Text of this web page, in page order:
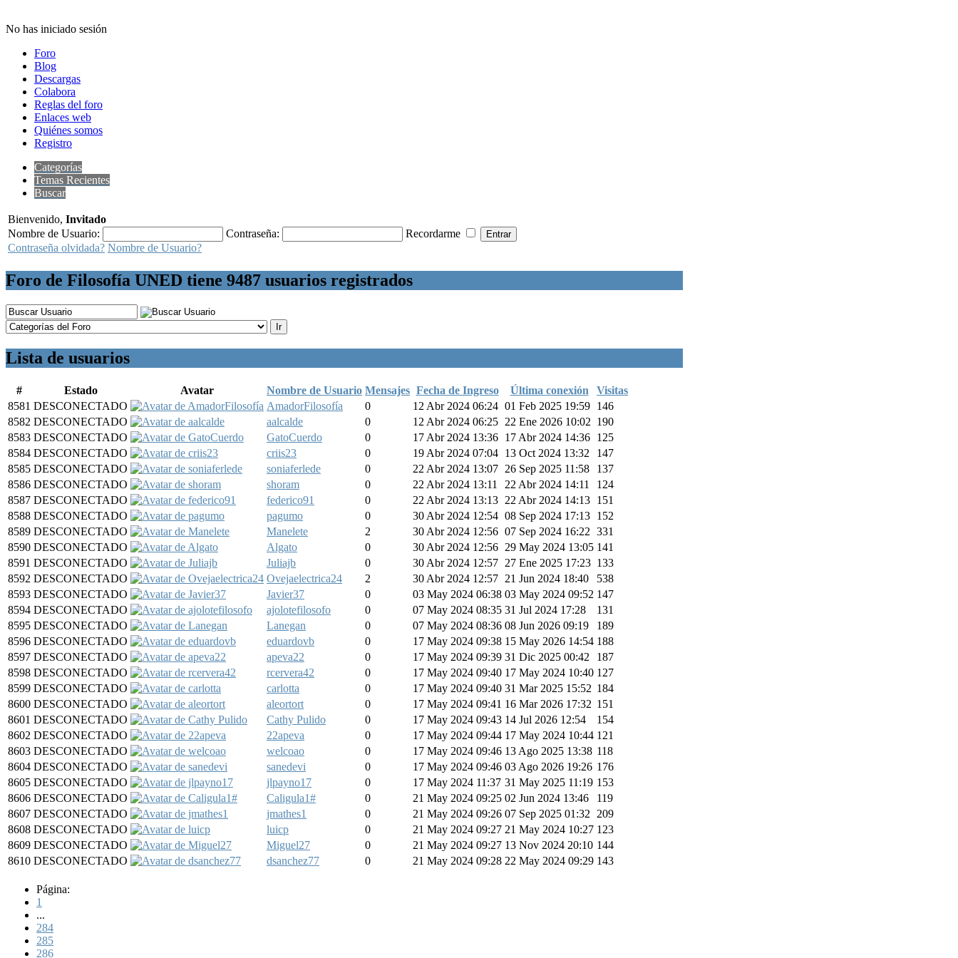
No has iniciado sesión
Foro
Blog
Descargas
Colabora
Reglas del foro
Enlaces web
Quiénes somos
Registro
Categorías
Temas Recientes
Buscar
Bienvenido, Invitado
Nombre de Usuario:
Contraseña:
Recordarme
Contraseña olvidada? Nombre de Usuario?
Foro de Filosofía UNED tiene 9487 usuarios registrados
Lista de usuarios
# Estado Avatar Nombre de Usuario Mensajes Fecha de Ingreso Última conexión
Visitas
8581 DESCONECTADO AmadorFilosofía 0 12 Abr 2024 06:24 01 Feb 2025 19:59 146
8582 DESCONECTADO aalcalde 0 12 Abr 2024 06:25 22 Ene 2026 10:02 190
8583 DESCONECTADO GatoCuerdo 0 17 Abr 2024 13:36 17 Abr 2024 14:36 125
8584 DESCONECTADO criis23 0 19 Abr 2024 07:04 13 Oct 2024 13:32
147
8585 DESCONECTADO soniaferlede 0 22 Abr 2024 13:07 26 Sep 2025 11:58
137
8586 DESCONECTADO shoram 0 22 Abr 2024 13:11 22 Abr 2024 14:11
124
8587 DESCONECTADO federico91 0 22 Abr 2024 13:13 22 Abr 2024 14:13 151
8588 DESCONECTADO pagumo 0 30 Abr 2024 12:54 08 Sep 2024 17:13 152
8589 DESCONECTADO Manelete 2 30 Abr 2024 12:56 07 Sep 2024 16:22 331
8590 DESCONECTADO Algato 0 30 Abr 2024 12:56 29 May 2024 13:05 141
8591 DESCONECTADO Juliajb 0 30 Abr 2024 12:57 27 Ene 2025 17:23 133
8592 DESCONECTADO Ovejaelectrica24 2 30 Abr 2024 12:57 21 Jun 2024 18:40
538
8593 DESCONECTADO Javier37 0 03 May 2024 06:38 03 May 2024 09:52 147
8594 DESCONECTADO ajolotefilosofo 0 07 May 2024 08:35 31 Jul 2024 17:28
131
8595 DESCONECTADO Lanegan 0 07 May 2024 08:36 08 Jun 2026 09:19
189
8596 DESCONECTADO eduardovb 0 17 May 2024 09:38 15 May 2026 14:54 188
8597 DESCONECTADO apeva22 0 17 May 2024 09:39 31 Dic 2025 00:42
187
8598 DESCONECTADO rcervera42 0 17 May 2024 09:40 17 May 2024 10:40 127
8599 DESCONECTADO carlotta 0 17 May 2024 09:40 31 Mar 2025 15:52 184
8600 DESCONECTADO aleortort 0 17 May 2024 09:41 16 Mar 2026 17:32 151
8601 DESCONECTADO Cathy Pulido 0 17 May 2024 09:43 14 Jul 2026 12:54
154
8602 DESCONECTADO 22apeva 0 17 May 2024 09:44 17 May 2024 10:44 121
8603 DESCONECTADO welcoao 0 17 May 2024 09:46 13 Ago 2025 13:38 118
8604 DESCONECTADO sanedevi 0 17 May 2024 09:46 03 Ago 2026 19:26 176
8605 DESCONECTADO jlpayno17 0 17 May 2024 11:37 31 May 2025 11:19 153
8606 DESCONECTADO Caligula1# 0 21 May 2024 09:25 02 Jun 2024 13:46
119
8607 DESCONECTADO jmathes1 0 21 May 2024 09:26 07 Sep 2025 01:32
209
8608 DESCONECTADO luicp 0 21 May 2024 09:27 21 May 2024 10:27 123
8609 DESCONECTADO Miguel27 0 21 May 2024 09:27 13 Nov 2024 20:10 144
8610 DESCONECTADO dsanchez77 0 21 May 2024 09:28 22 May 2024 09:29 143
Página:
1
...
284
285
286